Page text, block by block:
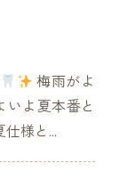
梅雨がよ
いよ夏本番と
様と...